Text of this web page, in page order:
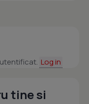
Log in
tine si